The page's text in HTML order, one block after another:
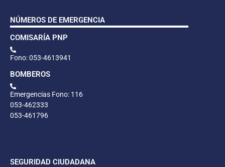
NÚMEROS DE EMERGENCIA
COMISARÍA PNP
Fono: 053-4613941
BOMBEROS
Emergencias Fono: 116
053-462333
053-461796
SEGURIDAD CIUDADANA